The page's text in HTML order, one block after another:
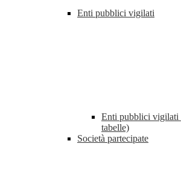
Enti pubblici vigilati
Enti pubblici vigilati
tabelle)
Società partecipate